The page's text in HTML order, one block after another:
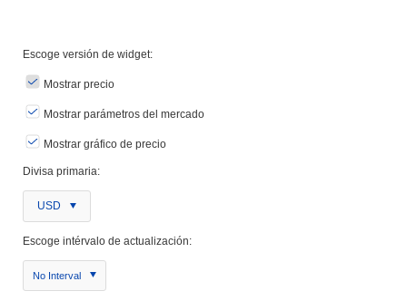
Escoge versión de widget:
Mostrar precio
Mostrar parámetros del mercado
Mostrar gráfico de precio
Divisa primaria:
USD
Escoge intérvalo de actualización:
No Interval